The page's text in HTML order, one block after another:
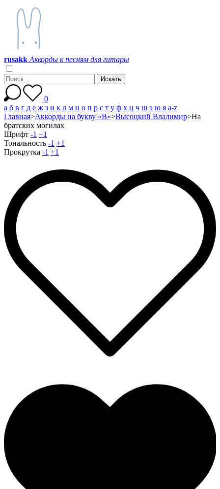
rusakk Аккорды к песням для гитары
0
а б в г д е ж з и к л м н о п р с т у ф х ц ч ш э ю я a-z
Главная>Аккорды на букву «В»>Высоцкий Владимир>На
братских могилах
Шрифт -1 +1
Тональность -1 +1
Прокрутка -1 +1